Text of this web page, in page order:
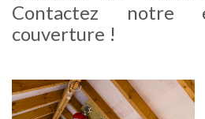
Contactez notre
couverture !